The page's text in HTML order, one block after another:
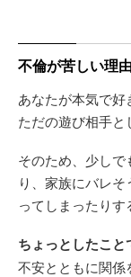
不倫が苦しい理
あなたが本気で
ただの遊び相手と
そのため、少し
り、家族にバレ
ってしまったりす
ちょっとしたこ
不安とともに関係